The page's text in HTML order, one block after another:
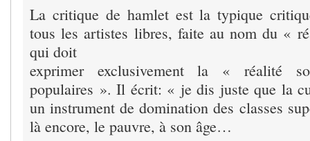
La critique de hamlet est la typique
tous les artistes libres, faite au nom du «
qui doit
exprimer exclusivement la « réalité
populaires ». Il écrit: « je dis juste que la
un instrument de domination des classes
là encore, le pauvre, à son âge…